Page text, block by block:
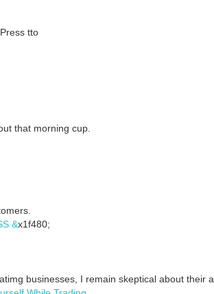
tto
that morning cup.
&x1f480;
businesses, I remain skeptical about their